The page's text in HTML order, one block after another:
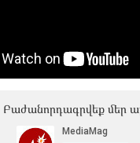
Բաժանորդագրվեք մեր